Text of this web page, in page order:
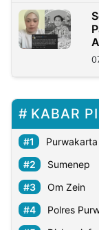
KABAR
Purwakarta
Sumenep
Om Zein
Polres